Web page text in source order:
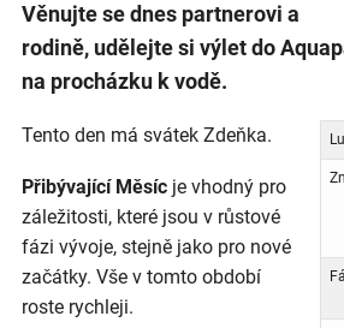
Věnujte se dnes partnerovi a
rodině, udělejte si výlet do
na procházku k vodě.
Tento den má svátek Zdeňka.
Přibývající Měsíc je vhodný pro
záležitosti, které jsou v růstové
fázi vývoje, stejně jako pro nové
začátky. Vše v tomto období
roste rychleji.